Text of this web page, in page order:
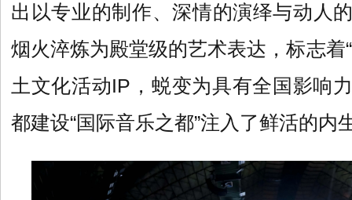
出以专业的制作、深情的演绎与动人
烟火淬炼为殿堂级的艺术表达，标志着
土文化活动IP，蜕变为具有全国影响
都建设“国际音乐之都”注入了鲜活的内